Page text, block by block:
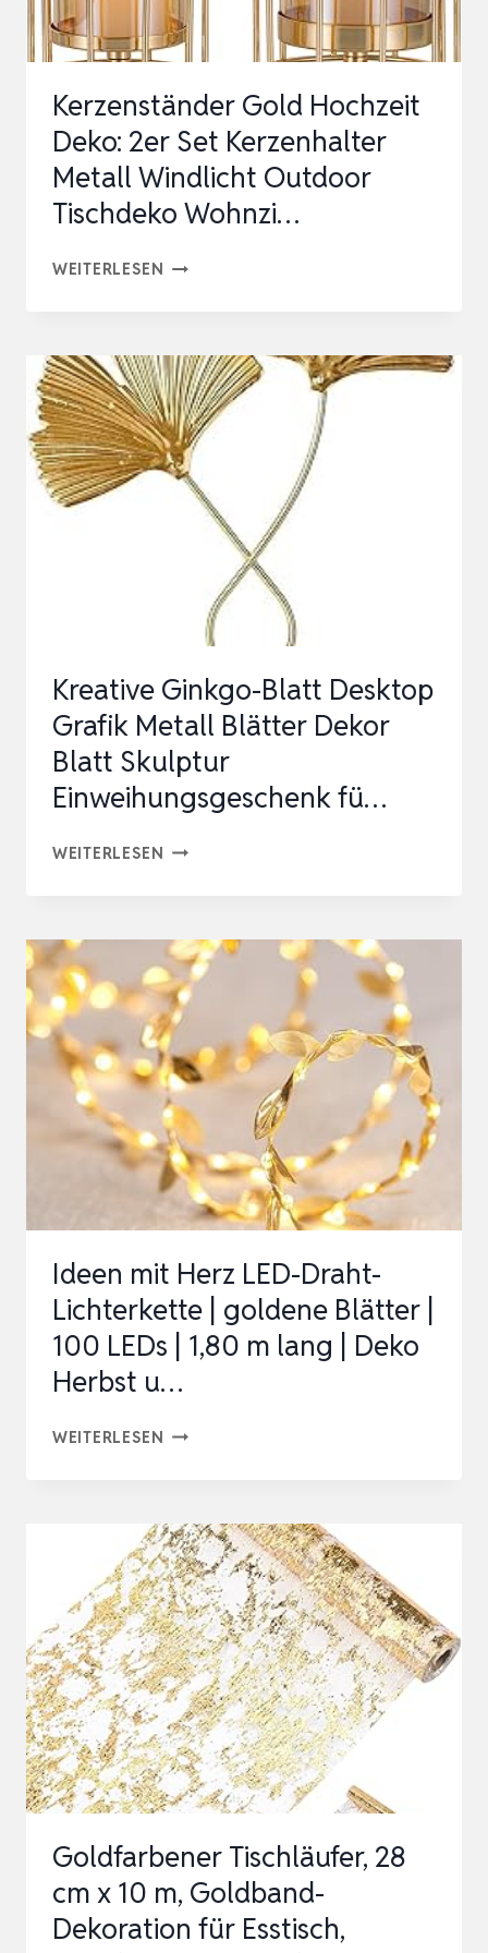
SCHREIB…
Kerzenständer Gold Hochzeit
Deko: 2er Set Kerzenhalter
Metall Windlicht Outdoor
Tischdeko Wohnzi…
WEITERLESEN KERZENSTÄNDER
DEKO:
2ER
SET
KERZENHALTER
METALL
WINDLICHT
OUTDOOR
TISCHDEKO
WOHNZI…
Kreative Ginkgo-Blatt Desktop
Grafik Metall Blätter Dekor
Blatt Skulptur
Einweihungsgeschenk fü…
WEITERLESEN KREATIVE
DESKTOP
GRAFIK
METALL
BLÄTTER
DEKOR
BLATT
SKULPTUR
EINWEIHUNGSGESCHENK
FÜ…
Ideen mit Herz LED-Draht-
Lichterkette | goldene Blätter |
100 LEDs | 1,80 m lang | Deko
Herbst u…
WEITERLESEN IDEEN
LED-
DRAHT-
LICHTERKETTE
|
GOLDENE
BLÄTTER
|
100
LEDS
1,80
M
LANG
Goldfarbener Tischläufer, 28
cm x 10 m, Goldband-
Dekoration für Esstisch,